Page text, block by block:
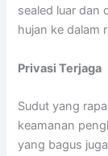
sealed luar dan
hujan ke dalam
Privasi Terjaga
Sudut yang
keamanan
yang bagus